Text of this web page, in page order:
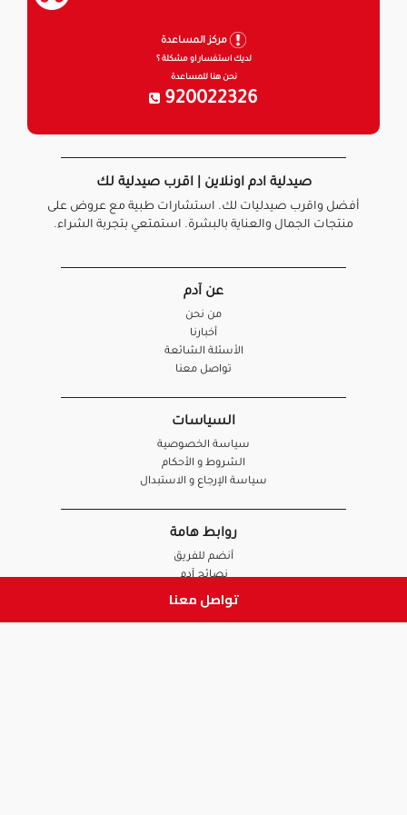
تواصل معنا
مركز المساعدة
لديك استفسار او مشكلة ؟
نحن هنا للمساعدة
920022326
صيدلية ادم اونلاين | اقرب صيدلية لك
أفضل واقرب صيدليات لك. استشارات طبية مع عروض على
منتجات الجمال والعناية بالبشرة. استمتعي بتجربة الشراء.
عن آدم
من نحن
أخبارنا
الأسئلة الشائعة
تواصل معنا
السياسات
سياسة الخصوصية
الشروط و الأحكام
سياسة الإرجاع و الاستبدال
روابط هامة
أنضم للفريق
نصائح آدم
الصيدلي